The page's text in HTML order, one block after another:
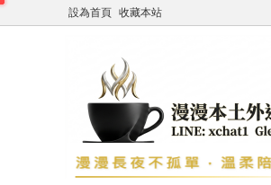
設為首頁 收藏本站